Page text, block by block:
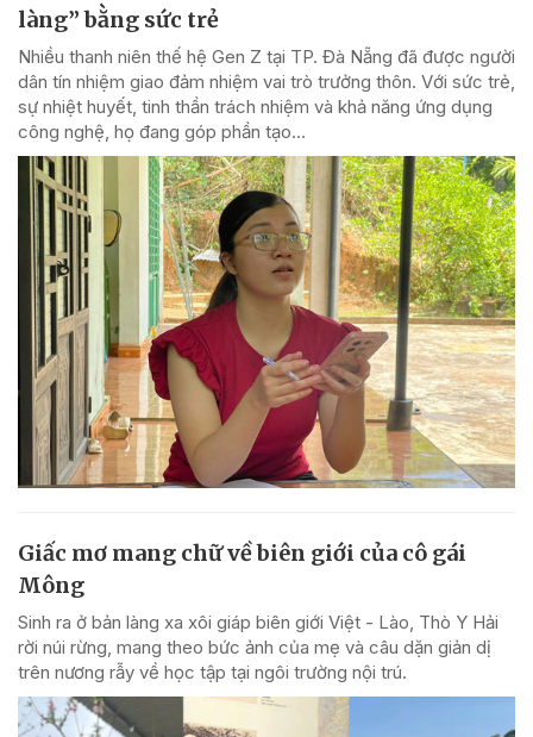
làng” bằng sức trẻ
Nhiều thanh niên thế hệ Gen Z tại TP. Đà Nẵng đã được người
dân tín nhiệm giao đảm nhiệm vai trò trưởng thôn. Với sức trẻ,
sự nhiệt huyết, tinh thần trách nhiệm và khả năng ứng dụng
công nghệ, họ đang góp phần tạo...
Giấc mơ mang chữ về biên giới của cô gái
Mông
Sinh ra ở bản làng xa xôi giáp biên giới Việt - Lào, Thò Y Hải
rời núi rừng, mang theo bức ảnh của mẹ và câu dặn giản dị
trên nương rẫy về học tập tại ngôi trường nội trú.